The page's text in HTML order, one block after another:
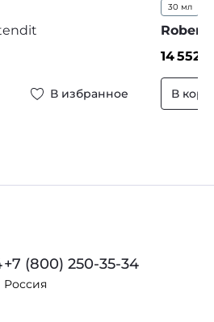
В избранное
30 мл
Robert
14 552
В
+7 (800) 250-35-34
Россия